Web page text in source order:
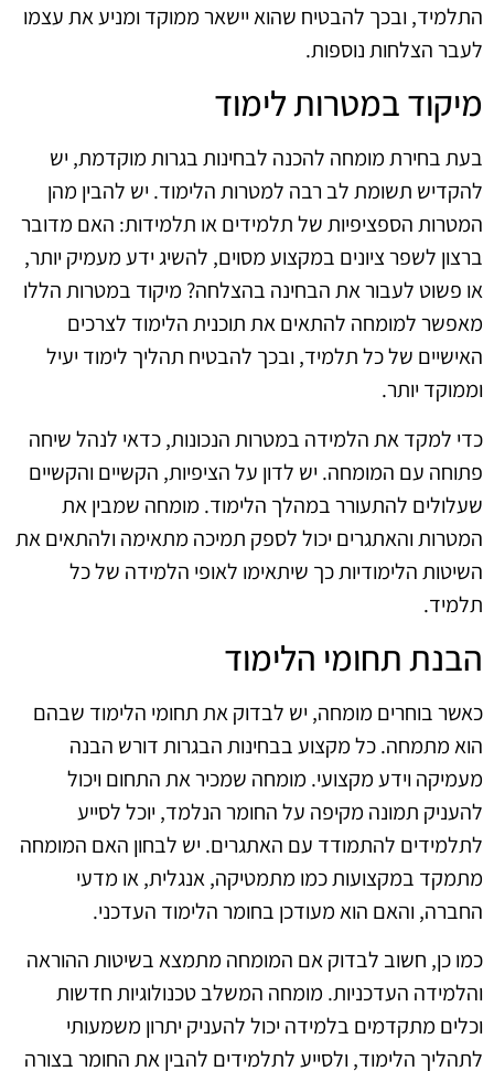
התלמיד, ובכך להבטיח שהוא יישאר ממוקד ומניע את עצמו
לעבר הצלחות נוספות.
מיקוד במטרות לימוד
בעת בחירת מומחה להכנה לבחינות בגרות מוקדמת, יש
להקדיש תשומת לב רבה למטרות הלימוד. יש להבין מהן
המטרות הספציפיות של תלמידים או תלמידות: האם מדובר
ברצון לשפר ציונים במקצוע מסוים, להשיג ידע מעמיק יותר,
או פשוט לעבור את הבחינה בהצלחה? מיקוד במטרות הללו
מאפשר למומחה להתאים את תוכנית הלימוד לצרכים
האישיים של כל תלמיד, ובכך להבטיח תהליך לימוד יעיל
וממוקד יותר.
כדי למקד את הלמידה במטרות הנכונות, כדאי לנהל שיחה
פתוחה עם המומחה. יש לדון על הציפיות, הקשיים והקשיים
שעלולים להתעורר במהלך הלימוד. מומחה שמבין את
המטרות והאתגרים יכול לספק תמיכה מתאימה ולהתאים את
השיטות הלימודיות כך שיתאימו לאופי הלמידה של כל
תלמיד.
הבנת תחומי הלימוד
כאשר בוחרים מומחה, יש לבדוק את תחומי הלימוד שבהם
הוא מתמחה. כל מקצוע בבחינות הבגרות דורש הבנה
מעמיקה וידע מקצועי. מומחה שמכיר את התחום ויכול
להעניק תמונה מקיפה על החומר הנלמד, יוכל לסייע
לתלמידים להתמודד עם האתגרים. יש לבחון האם המומחה
מתמקד במקצועות כמו מתמטיקה, אנגלית, או מדעי
החברה, והאם הוא מעודכן בחומר הלימוד העדכני.
כמו כן, חשוב לבדוק אם המומחה מתמצא בשיטות ההוראה
והלמידה העדכניות. מומחה המשלב טכנולוגיות חדשות
וכלים מתקדמים בלמידה יכול להעניק יתרון משמעותי
לתהליך הלימוד, ולסייע לתלמידים להבין את החומר בצורה